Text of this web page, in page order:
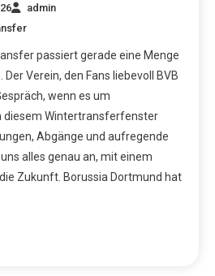
admin
passiert gerade eine Menge
Verein, den Fans liebevoll BVB
wenn es um
diesem Wintertransferfenster
Abgänge und aufregende
alles genau an, mit einem
Zukunft. Borussia Dortmund hat